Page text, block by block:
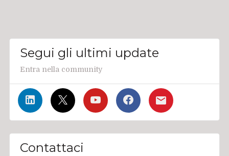
Segui gli ultimi update
Entra nella community
Contattaci